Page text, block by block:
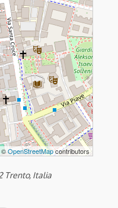
©OpenStreetMapcontributors
Trento, Italia